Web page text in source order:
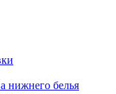
нижнего белья